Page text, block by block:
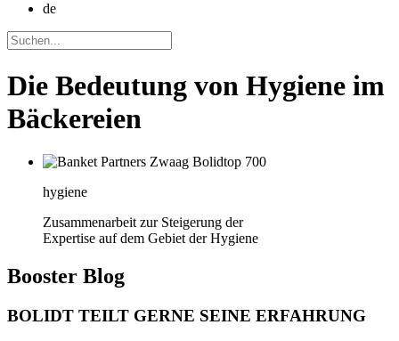
de
Die Bedeutung von Hygiene im
Bäckereien
hygiene
Zusammenarbeit zur Steigerung der
Expertise auf dem Gebiet der Hygiene
Booster Blog
BOLIDT TEILT GERNE SEINE ERFAHRUNG